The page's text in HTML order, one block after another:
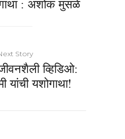
: अशोक मुसळे
Story
व्हिडिओ:
यांची यशोगाथा!